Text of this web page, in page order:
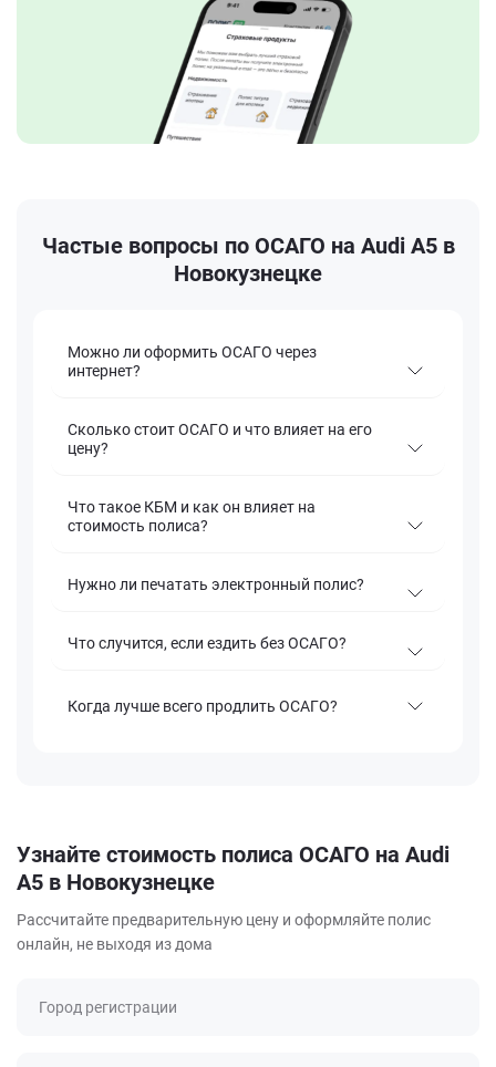
Частые вопросы по ОСАГО на Audi A5 в
Новокузнецке
Можно ли оформить ОСАГО через
интернет?
Сколько стоит ОСАГО и что влияет на его
цену?
Что такое КБМ и как он влияет на
стоимость полиса?
Нужно ли печатать электронный полис?
Что случится, если ездить без ОСАГО?
Когда лучше всего продлить ОСАГО?
Узнайте стоимость полиса ОСАГО на Audi
A5 в Новокузнецке
Рассчитайте предварительную цену и оформляйте полис
онлайн, не выходя из дома
Город регистрации